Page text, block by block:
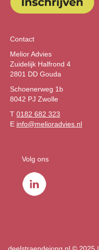
Contact
Melior Advies
Zuidelijk Halfrond 4
2801 DD Gouda
Schoenerweg 1b
8042 PJ Zwolle
T 0182 682 323
E info@melioradvies.nl
Volg ons
deelstraendejong.nl © 2025 |